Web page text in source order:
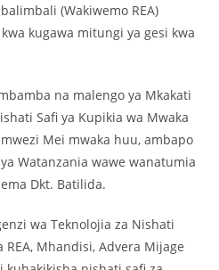
(Wakiwemo REA)
kugawa mitungi ya gesi kwa
na malengo ya Mkakati
Safi ya Kupikia wa Mwaka
Mei mwaka huu, ambapo
Watanzania wawe wanatumia
Dkt. Batilida.
wa Teknolojia za Nishati
Mhandisi, Advera Mijage